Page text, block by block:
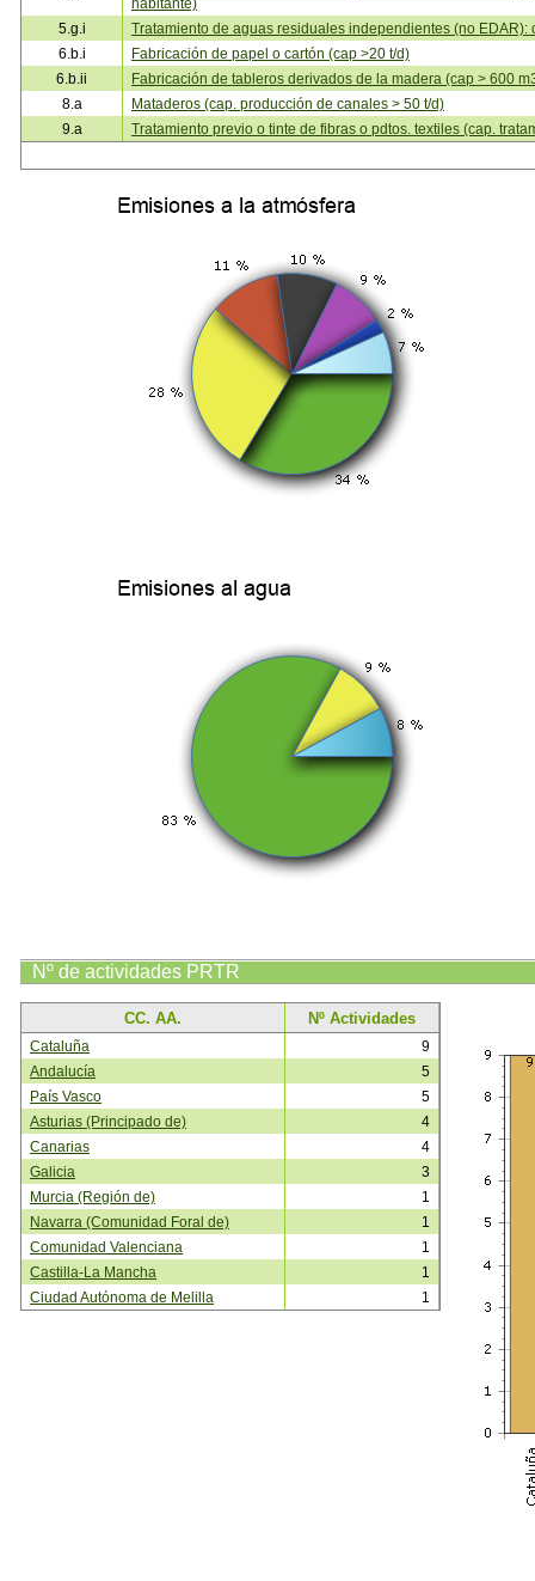
habitante)
5.g.i
Tratamiento de aguas residuales independientes (no EDAR):
6.b.i
Fabricación de papel o cartón (cap >20 t/d)
6.b.ii
Fabricación de tableros derivados de la madera (cap > 600
8.a
Mataderos (cap. producción de canales > 50 t/d)
9.a
Tratamiento previo o tinte de fibras o pdtos. textiles (cap.
Nº de actividades PRTR
CC. AA. Nº Actividades
Cataluña
9
Andalucía
5
País Vasco
5
Asturias (Principado de)
4
Canarias
4
Galicia
3
Murcia (Región de)
1
Navarra (Comunidad Foral de)
1
Comunidad Valenciana
1
Castilla-La Mancha
1
Ciudad Autónoma de Melilla
1